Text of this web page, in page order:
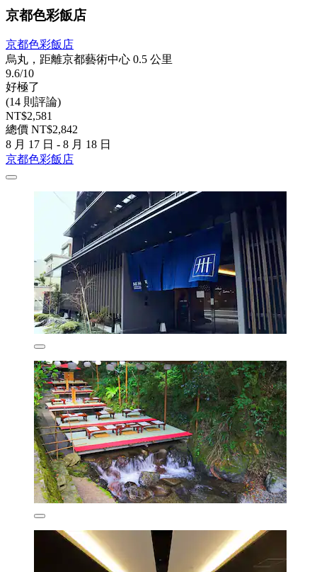
京都色彩飯店
京都色彩飯店
烏丸，距離京都藝術中心 0.5 公里
9.6/10
好極了
(14 則評論)
NT$2,581
總價 NT$2,842
8 月 17 日 - 8 月 18 日
京都色彩飯店